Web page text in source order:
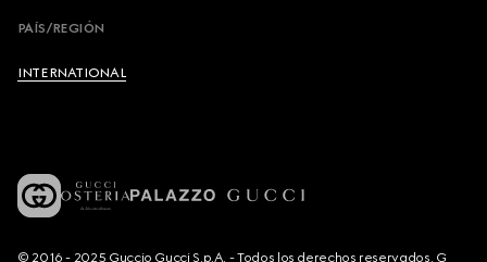
Français
PAÍS/REGIÓN
INTERNATIONAL
© 2016 - 2025 Guccio Gucci S.p.A. - Todos los derechos reservados. G